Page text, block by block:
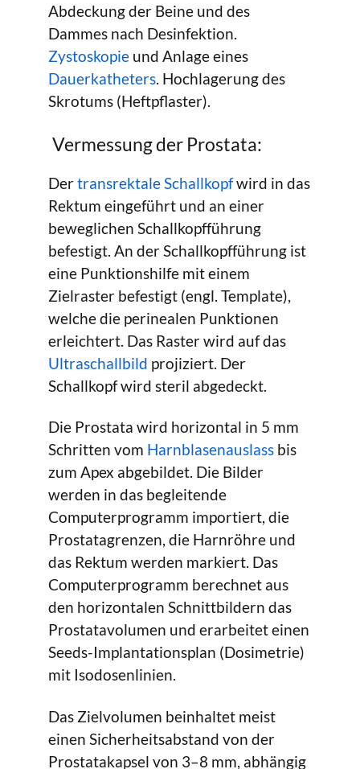
Abdeckung der Beine und des
Dammes nach Desinfektion.
Zystoskopie und Anlage eines
Dauerkatheters. Hochlagerung des
Skrotums (Heftpflaster).
Vermessung der Prostata:
Dertransrektale Schallkopfwird in das
Rektum eingeführt und an einer
beweglichen Schallkopfführung
befestigt. An der Schallkopfführung ist
eine Punktionshilfe mit einem
Zielraster befestigt (engl. Template),
welche die perinealen Punktionen
erleichtert. Das Raster wird auf das
Ultraschallbild projiziert. Der
Schallkopf wird steril abgedeckt.
Die Prostata wird horizontal in 5 mm
Schritten vom Harnblasenauslass bis
zum Apex abgebildet. Die Bilder
werden in das begleitende
Computerprogramm importiert, die
Prostatagrenzen, die Harnröhre und
das Rektum werden markiert. Das
Computerprogramm berechnet aus
den horizontalen Schnittbildern das
Prostatavolumen und erarbeitet einen
Seeds-Implantationsplan (Dosimetrie)
mit Isodosenlinien.
Das Zielvolumen beinhaltet meist
einen Sicherheitsabstand von der
Prostatakapsel von 3–8 mm, abhängig